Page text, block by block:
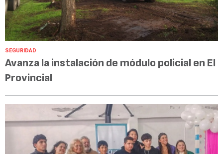
SEGURIDAD
Avanza la instalación de módulo policial en El
Provincial